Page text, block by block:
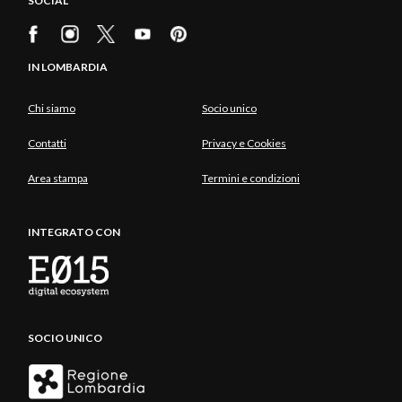
IN LOMBARDIA
Chi siamo Socio unico
Contatti Privacy e Cookies
Area stampa Termini e condizioni
INTEGRATO CON
SOCIO UNICO